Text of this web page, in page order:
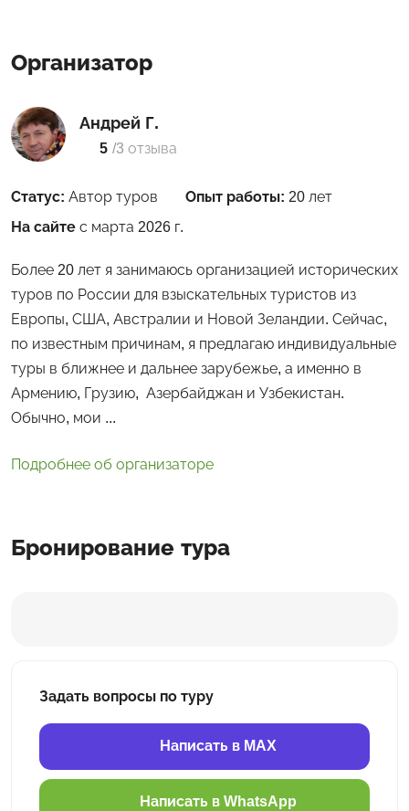
Организатор
Андрей Г.
5 /3 отзыва
Статус: Автор туров Опыт работы: 20 лет
На сайте с марта 2026 г.
Более 20 лет я занимаюсь организацией исторических
туров по России для взыскательных туристов из
Европы, США, Австралии и Новой Зеландии. Сейчас,
по известным причинам, я предлагаю индивидуальные
туры в ближнее и дальнее зарубежье, а именно в
Армению, Грузию, Азербайджан и Узбекистан.
Обычно, мои ...
Подробнее об организаторе
Бронирование тура
Задать вопросы по туру
Написать в MAX
Написать в WhatsApp